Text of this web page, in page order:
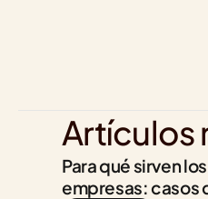
Artículos
Para qué sirven
empresas: casos